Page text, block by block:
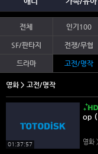
전체 인기100
SF/판타지 전쟁/무협
드라마 고전/명작
영화 > 고전/명작
01:37:57
op
4K